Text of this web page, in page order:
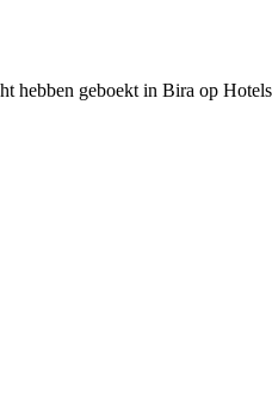
hebben geboekt in Bira op